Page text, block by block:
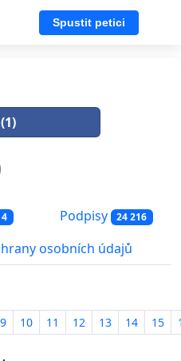
Spustit petici
4 Podpisy 24 216
osobních údajů
9 10 11 12 13 14 15